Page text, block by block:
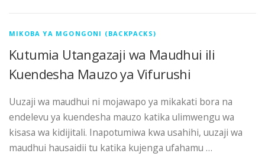
MIKOBA YA MGONGONI (BACKPACKS)
Kutumia Utangazaji wa Maudhui ili
Kuendesha Mauzo ya Vifurushi
Uuzaji wa maudhui ni mojawapo ya mikakati bora na
endelevu ya kuendesha mauzo katika ulimwengu wa
kisasa wa kidijitali. Inapotumiwa kwa usahihi, uuzaji wa
maudhui hausaidii tu katika kujenga ufahamu …